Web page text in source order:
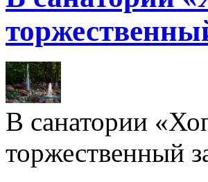
В санатории
торжественный